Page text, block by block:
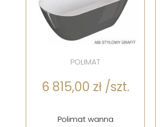
POLIMAT
6 815,00 zł /szt.
Polimat wanna